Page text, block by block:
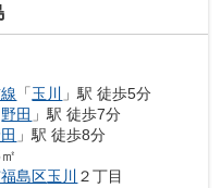
「玉川
」駅 徒歩5分
野田 」駅 徒歩7分
」駅 徒歩8分
島区玉川 ２丁目